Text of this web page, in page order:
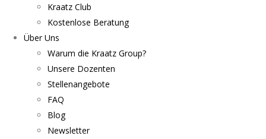
Kraatz Club
Kostenlose Beratung
Über Uns
Warum die Kraatz Group?
Unsere Dozenten
Stellenangebote
FAQ
Blog
Newsletter